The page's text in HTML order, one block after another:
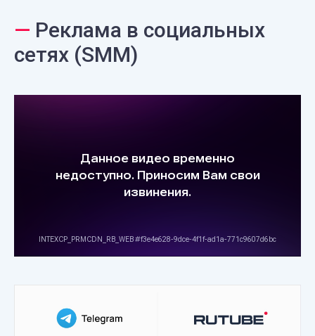
— Реклама в социальных
сетях (SMM)